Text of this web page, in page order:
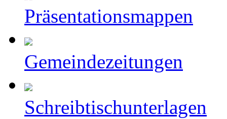
Präsentationsmappen
Gemeindezeitungen
Schreibtischunterlagen